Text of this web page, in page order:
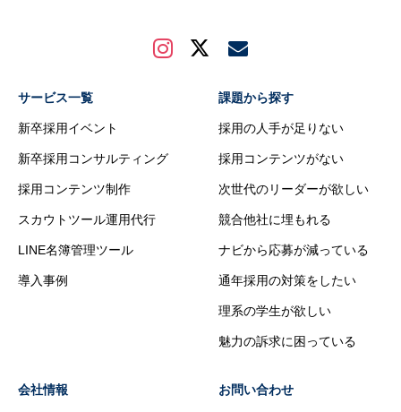
サービス一覧
新卒採用イベント
新卒採用コンサルティング
採用コンテンツ制作
スカウトツール運用代行
LINE名簿管理ツール
導入事例
課題から探す
採用の人手が足りない
採用コンテンツがない
次世代のリーダーが欲しい
競合他社に埋もれる
ナビから応募が減っている
通年採用の対策をしたい
理系の学生が欲しい
魅力の訴求に困っている
会社情報 お問い合わせ